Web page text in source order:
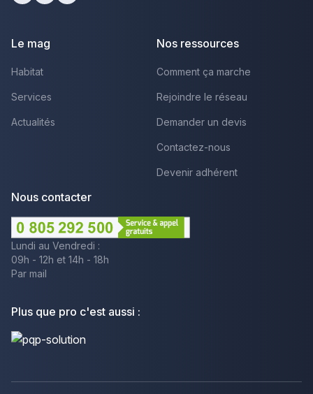
Le mag
Habitat
Services
Actualités
Nos ressources
Comment ça marche
Rejoindre le réseau
Demander un devis
Contactez-nous
Devenir adhérent
Nous contacter
Lundi au Vendredi :
09h - 12h et 14h - 18h
Par mail
Plus que pro c'est aussi :